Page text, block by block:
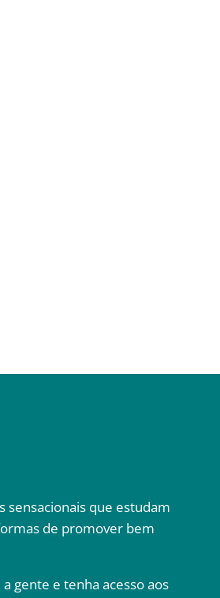
que estudam
de promover bem
gente e tenha acesso aos